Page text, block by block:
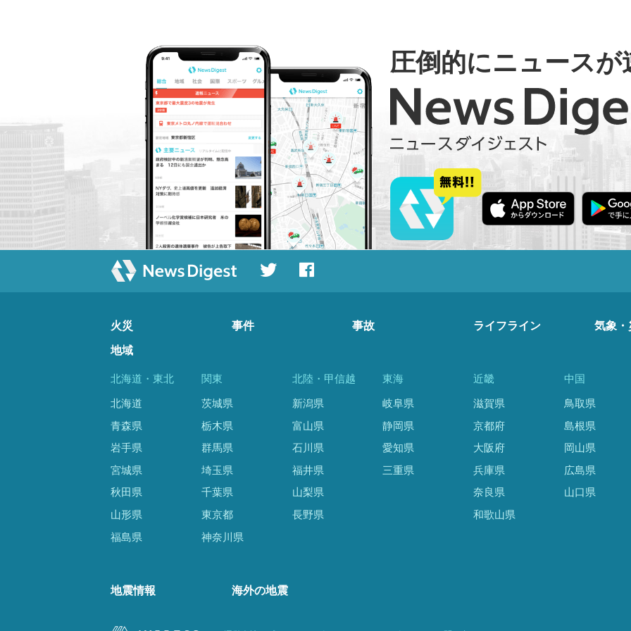
圧倒的にニュースが
火災 事件 事故 ライフライン 気象・
地域
北海道・東北
北海道
青森県
岩手県
宮城県
秋田県
山形県
福島県
関東
茨城県
栃木県
群馬県
埼玉県
千葉県
東京都
神奈川県
北陸・甲信越
新潟県
富山県
石川県
福井県
山梨県
長野県
東海
岐阜県
静岡県
愛知県
三重県
近畿
滋賀県
京都府
大阪府
兵庫県
奈良県
和歌山県
中国
鳥取県
島根県
岡山県
広島県
山口県
地震情報 海外の地震